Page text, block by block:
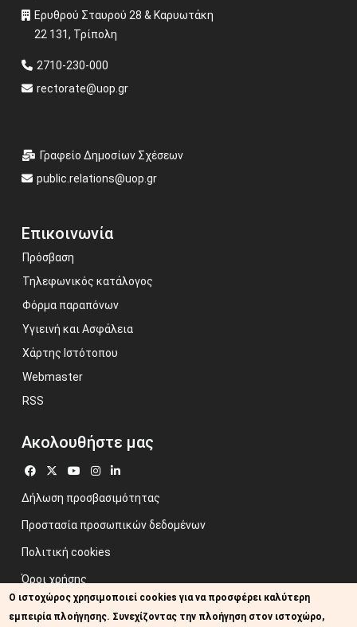
Ερυθρού Σταυρού 28 & Καρυωτάκη
22 131, Τρίπολη
2710-230-000
rectorate@uop.gr
Γραφείο Δημοσίων Σχέσεων
public.relations@uop.gr
Επικοινωνία
Πρόσβαση
Τηλεφωνικός κατάλογος
Φόρμα παραπόνων
Υγιεινή και Ασφάλεια
Χάρτης Ιστότοπου
Webmaster
RSS
Ακολουθήστε μας
Δήλωση προσβασιμότητας
Προστασία προσωπικών δεδομένων
Πολιτική cookies
Όροι χρήσης
Προηγούμενος ιστότοπος
Ο ιστοχώρος χρησιμοποιεί cookies για να προσφέρει καλύτερη
εμπειρία πλοήγησης. Συνεχίζοντας την πλοήγηση στον ιστοχώρο,